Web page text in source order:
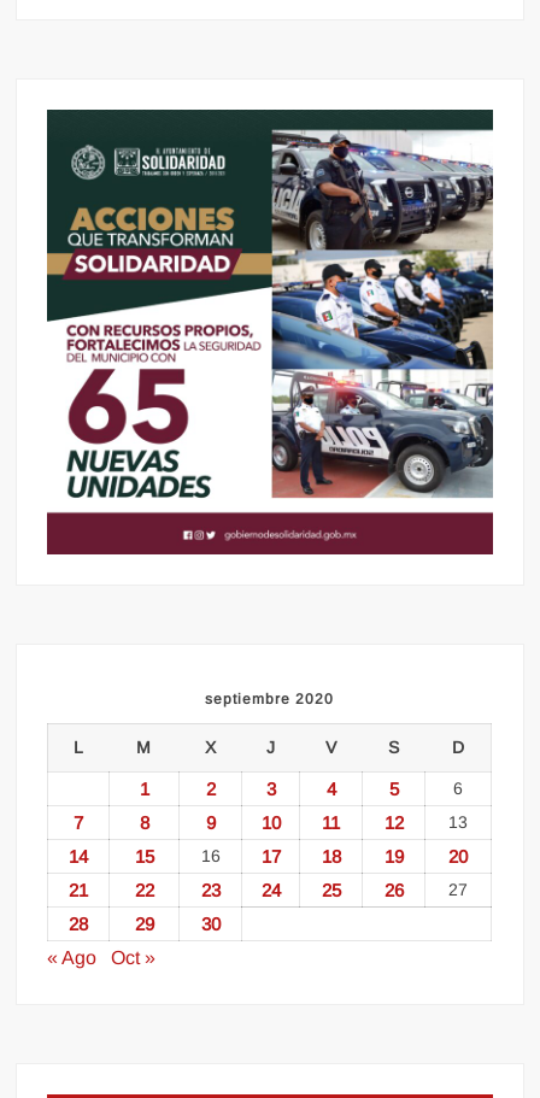
septiembre 2020
L M X J V S D
1 2 3 4 5 6
7 8 9 10 11 12 13
14 15 16 17 18 19
20
21
22 23 24 25 26 27
28 29
30
« Ago
Oct »